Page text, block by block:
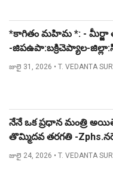
*కాగితం మహిమ *: - మీర్జా
-జిపఉపా:బక్రిచెప్యాల-
జులై 31, 2026 • T. VEDANTA
నేనే ఒక ప్రధాన మంత్రి
తొమ్మిదవ తరగతి -
జులై 24, 2026 • T. VEDANTA